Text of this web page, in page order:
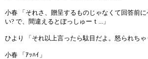
小春 「それさ、贈呈するものじゃなくて回答前
い? で、間違えるとぼっしゅーｔ...」
ひより 「それ以上言ったら駄目だよ。怒られちゃ
小春 「ｱｯﾊｲ」